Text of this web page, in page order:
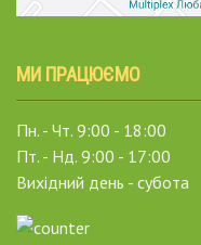
МИ ПРАЦЮЄМО
Пн. - Чт. 9:00 - 18:00
Пт. - Нд. 9:00 - 17:00
Вихідний день - субота